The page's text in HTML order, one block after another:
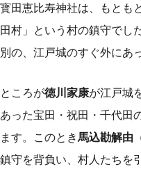
寳田恵比寿神社は、もとも
田村」という村の鎮守でし
別の、江戸城のすぐ外にあ
ところが徳川家康が江戸城
あった宝田・祝田・千代田
ます。このとき馬込勘解由
鎮守を背負い、村人たちを